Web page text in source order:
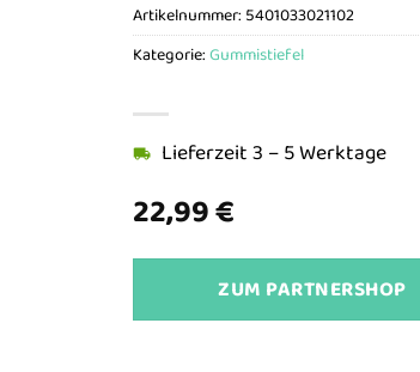
22,99€
Lieferzeit 3 – 5 Werktage
ZUM PARTNERSHOP
Artikelnummer: 5401033021102
Kategorie:Gummistiefel